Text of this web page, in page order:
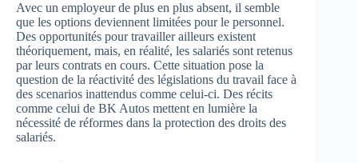
Avec un employeur de plus en plus absent, il semble
que les options deviennent limitées pour le personnel.
Des opportunités pour travailler ailleurs existent
théoriquement, mais, en réalité, les salariés sont retenus
par leurs contrats en cours. Cette situation pose la
question de la réactivité des législations du travail face à
des scenarios inattendus comme celui-ci. Des récits
comme celui de BK Autos mettent en lumière la
nécessité de réformes dans la protection des droits des
salariés.